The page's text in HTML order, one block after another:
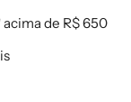
de R$ 650